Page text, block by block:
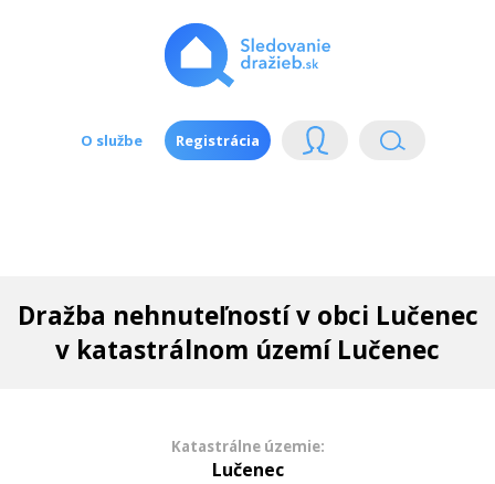
O službe Registrácia
Dražba nehnuteľností v obci Lučenec
v katastrálnom území Lučenec
Katastrálne územie:
Lučenec